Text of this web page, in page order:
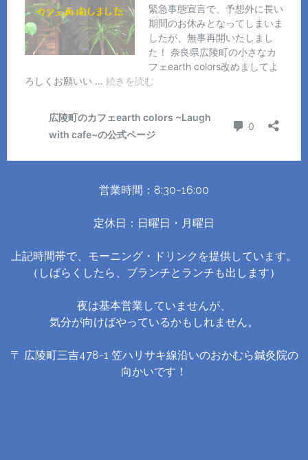
営業時間：8:30~16:00
定休日：日曜日・月曜日
上記時間帯で、モーニング・ドリンクを提供しています。
（しばらくしたら、ブランチとランチも出します）
夜は基本営業していませんが、
気分が向けばやっているかもしれません。
〒 広陵町三吉478-1 笠ハリサキ線沿いのおかむら鍼灸院の
向かいです！